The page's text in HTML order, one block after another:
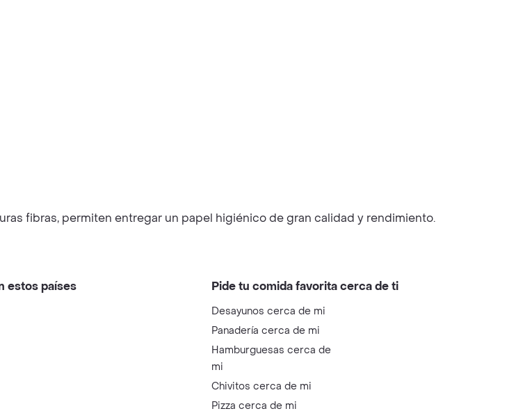
fibras, permiten entregar un papel higiénico de gran calidad y rendimiento.
estos países Pide tu comida favorita cerca de ti
Desayunos cerca de mi
Panadería cerca de mi
Hamburguesas cerca de
mi
Chivitos cerca de mi
Pizza cerca de mi